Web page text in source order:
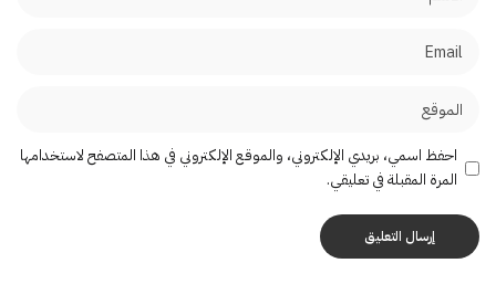
احفظ اسمي، بريدي الإلكتروني، والموقع الإلكتروني في هذا المتصفح لاستخدامها
المرة المقبلة في تعليقي.